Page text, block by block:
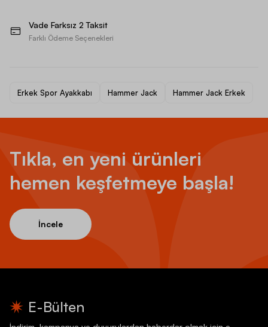
Vade Farksız 2 Taksit
Farklı Ödeme Seçenekleri
Erkek Spor Ayakkabı Hammer Jack Hammer Jack Erkek
Tıkla, en yeni ürünleri
hemen keşfetmeye başla!
İncele
E-Bülten